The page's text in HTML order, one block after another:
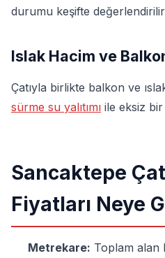
durumu keşifte
Islak Hacim ve
Çatıyla birlikte balkon ve
sürme su yalıtımı ile eksiz
Sancaktepe
Fiyatları Neye
Metrekare: Toplam alan